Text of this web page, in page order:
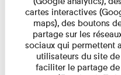
perdu
cartes interactives
maps), des boutons
partage sur les
sociaux qui permettent
utilisateurs du site de
faciliter le partage de